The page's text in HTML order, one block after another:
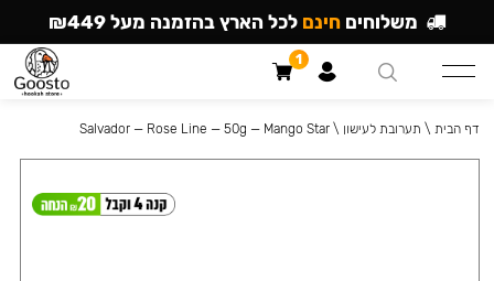
דף הבית \ תערובת לעישון \
Salvador — Rose Line — 50g — Mango Star
משלוחים חינם לכל הארץ בהזמנה מעל ₪449
1